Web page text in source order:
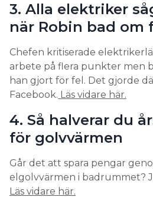
3. Alla elektriker
när Robin bad om
Chefen kritiserade
arbete på flera punkter men
han gjort för fel. Det gjorde
Facebook. Läs vidare här.
4. Så halverar du
för golvvärmen
Går det att spara pengar
elgolvvärmen i badrummet?
Läs vidare här.